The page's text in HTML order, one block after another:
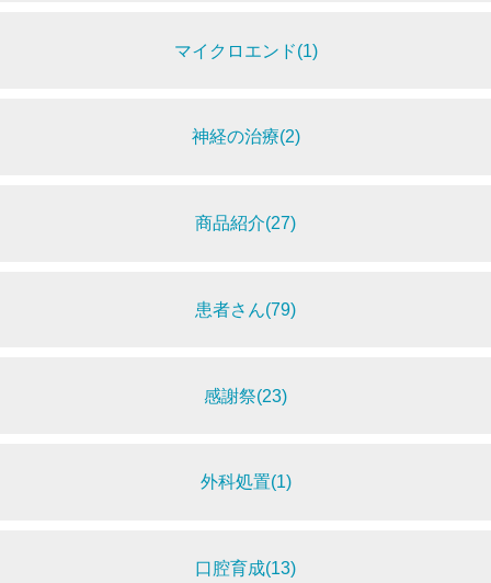
マイクロエンド(1)
神経の治療(2)
商品紹介(27)
患者さん(79)
感謝祭(23)
外科処置(1)
口腔育成(13)